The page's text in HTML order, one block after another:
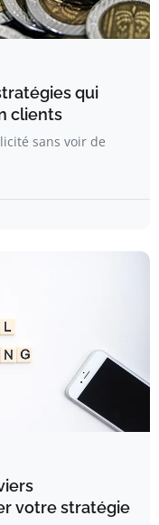
qui
clients
sans voir de
votre stratégie